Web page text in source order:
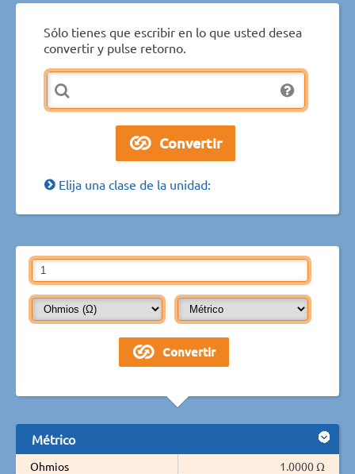
Sólo tienes que escribir en lo que usted desea
convertir y pulse retorno.
Elija una clase de la unidad:
Métrico
Ohmios
1.0000 Ω